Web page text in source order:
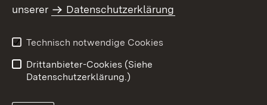
unserer
Datenschutzerklärung
Technisch notwendige Cookies
Drittanbieter-Cookies (Siehe
Datenschutzerklärung.)